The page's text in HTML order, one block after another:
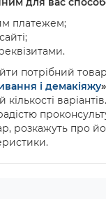
платежем;
потрібний
і демакіяжу»
розкажуть про